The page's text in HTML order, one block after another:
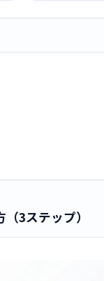
ーン HX9924/05
3ステップ）